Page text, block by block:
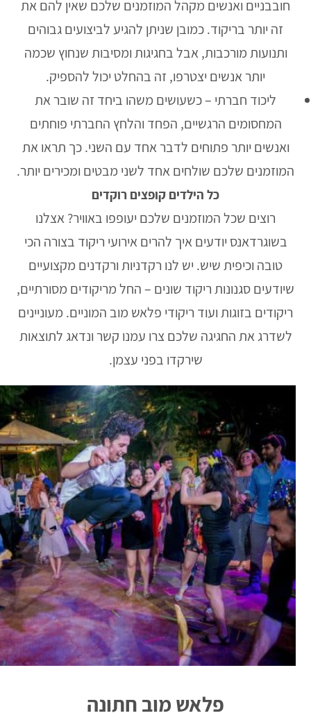
חובבניים ואנשים מקהל המוזמנים שלכם שאין להם את
זה יותר בריקוד. כמובן שניתן להגיע לביצועים גבוהים
ותנועות מורכבות, אבל בחגיגות ומסיבות שנחוץ שכמה
יותר אנשים יצטרפו, זה בהחלט יכול להספיק.
ליכוד חברתי – כשעושים משהו ביחד זה שובר את
המחסומים הרגשיים, הפחד והלחץ החברתי פוחתים
ואנשים יותר פתוחים לדבר אחד עם השני. כך תראו את
המוזמנים שלכם שולחים אחד לשני מבטים ומכירים יותר.
כל הילדים קופצים רוקדים
רוצים שכל המוזמנים שלכם יעופפו באוויר? אצלנו
בשוגרדאנס יודעים איך להרים אירועי ריקוד בצורה הכי
טובה וכיפית שיש. יש לנו רקדניות ורקדנים מקצועיים
שיודעים סגנונות ריקוד שונים – החל מריקודים מסורתיים,
ריקודים בזוגות ועוד ריקודי פלאש מוב המוניים. מעוניינים
לשדרג את החגיגה שלכם צרו עמנו קשר ונדאג לתוצאות
שירקדו בפני עצמן.
פלאש מוב חתונה